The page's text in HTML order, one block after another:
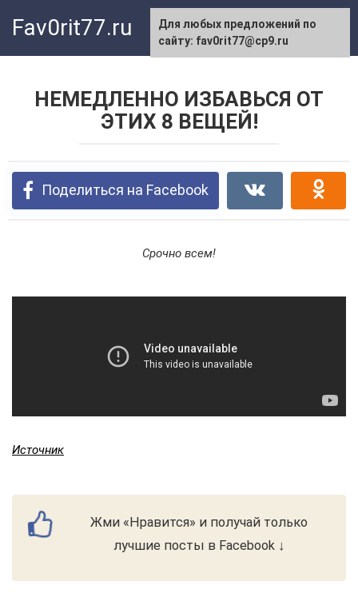
Fav0rit77.ru
НЕМЕДЛЕННО ИЗБАВЬСЯ ОТ
ЭТИХ 8 ВЕЩЕЙ!
Поделиться на Facebook
Срочно всем!
Источник
Жми «Нравится» и получай только
лучшие посты в Facebook ↓
Для любых предложений по
сайту: fav0rit77@cp9.ru